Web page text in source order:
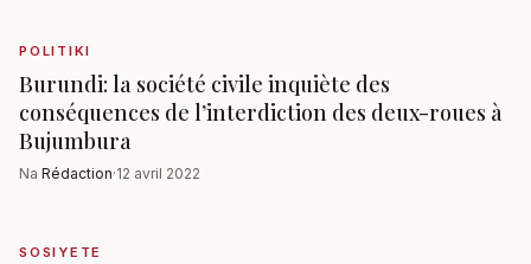
POLITIKI
Burundi: la société civile inquiète des
conséquences de l’interdiction des deux-roues à
Bujumbura
Na Rédaction·12 avril 2022
SOSIYETE